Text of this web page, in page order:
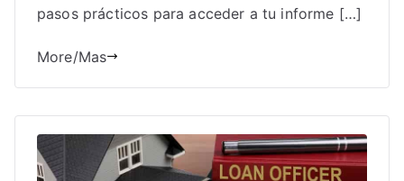
pasos prácticos para acceder a tu informe […]
More/Mas